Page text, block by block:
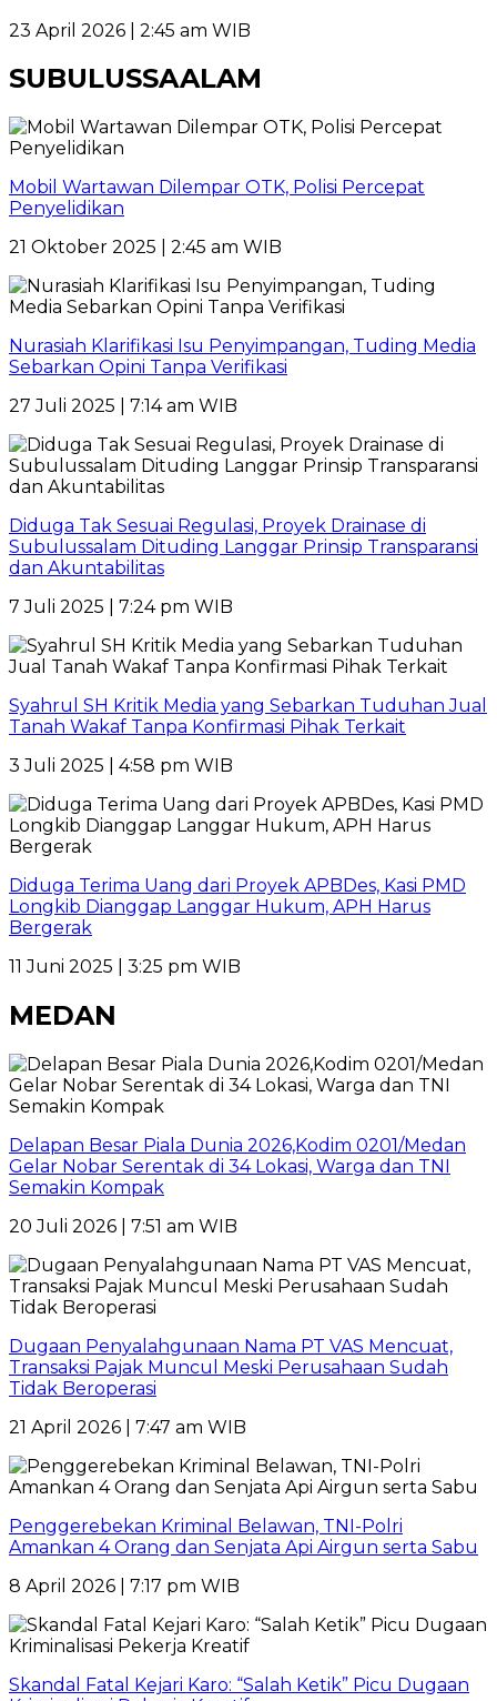
23 April 2026 | 2:45 am WIB
SUBULUSSAALAM
Mobil Wartawan Dilempar OTK, Polisi Percepat
Penyelidikan
21 Oktober 2025 | 2:45 am WIB
Nurasiah Klarifikasi Isu Penyimpangan, Tuding Media
Sebarkan Opini Tanpa Verifikasi
27 Juli 2025 | 7:14 am WIB
Diduga Tak Sesuai Regulasi, Proyek Drainase di
Subulussalam Dituding Langgar Prinsip Transparansi
dan Akuntabilitas
7 Juli 2025 | 7:24 pm WIB
Syahrul SH Kritik Media yang Sebarkan Tuduhan Jual
Tanah Wakaf Tanpa Konfirmasi Pihak Terkait
3 Juli 2025 | 4:58 pm WIB
Diduga Terima Uang dari Proyek APBDes, Kasi PMD
Longkib Dianggap Langgar Hukum, APH Harus
Bergerak
11 Juni 2025 | 3:25 pm WIB
MEDAN
Delapan Besar Piala Dunia 2026,Kodim 0201/Medan
Gelar Nobar Serentak di 34 Lokasi, Warga dan TNI
Semakin Kompak
20 Juli 2026 | 7:51 am WIB
Dugaan Penyalahgunaan Nama PT VAS Mencuat,
Transaksi Pajak Muncul Meski Perusahaan Sudah
Tidak Beroperasi
21 April 2026 | 7:47 am WIB
Penggerebekan Kriminal Belawan, TNI-Polri
Amankan 4 Orang dan Senjata Api Airgun serta Sabu
8 April 2026 | 7:17 pm WIB
Skandal Fatal Kejari Karo: “Salah Ketik” Picu Dugaan